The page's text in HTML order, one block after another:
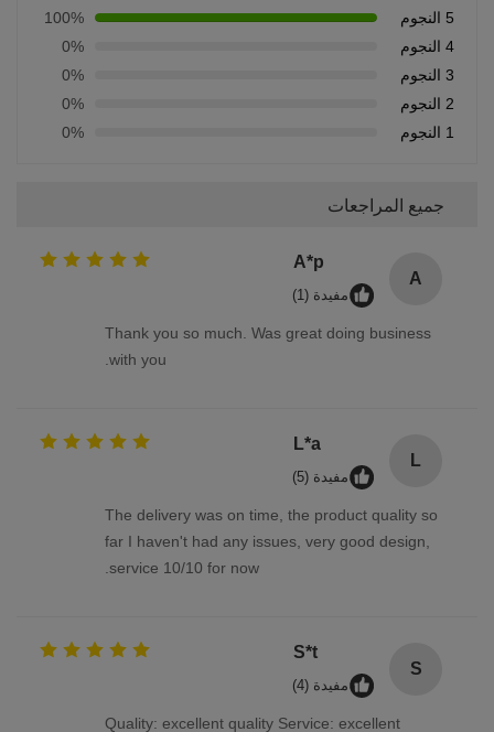
5 النجوم
100%
4 النجوم
0%
3 النجوم
0%
2 النجوم
0%
1 النجوم
0%
جميع المراجعات
A
A*p
مفيدة (1)
Thank you so much. Was great doing business
with you.
L
L*a
مفيدة (5)
The delivery was on time, the product quality so
far I haven't had any issues, very good design,
service 10/10 for now.
S
S*t
مفيدة (4)
Quality: excellent quality Service: excellent